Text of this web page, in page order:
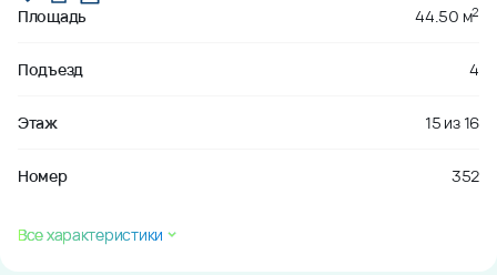
Площадь 44.50 м2
Подъезд 4
Этаж 15 из16
Номер 352
Все характеристики